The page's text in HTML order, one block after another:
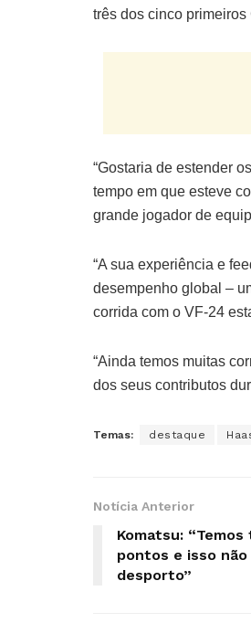
três dos cinco
“Gostaria de estender
tempo em que esteve
grande jogador de
“A sua experiência e
desempenho global –
corrida com o VF-24
“Ainda temos muitas
dos seus contributos
Temas: destaque
Notícia Anterior
Komatsu:
pontos e isso
desporto”